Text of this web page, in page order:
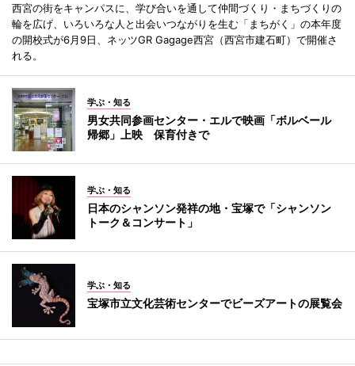
西宮の街をキャンパスに、学び合いを通して仲間づくり・まちづくりの
輪を広げ、いろいろな人と出会いつながりを生む「まちがく」の本年度
の開校式が6月9日、ネッツGR Gagage西宮（西宮市建石町）で開催さ
れる。
学ぶ・知る
男女共同参画センター・エルで映画「ボルベール
帰郷」上映 保育付きで
学ぶ・知る
日本のシャンソン発祥の地・宝塚で「シャンソン
トーク＆コンサート」
学ぶ・知る
宝塚市立文化芸術センターでビーズアートの展覧会